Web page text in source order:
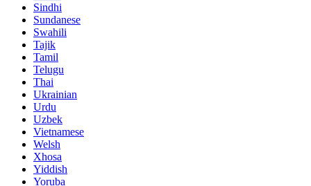
Sindhi
Sundanese
Swahili
Tajik
Tamil
Telugu
Thai
Ukrainian
Urdu
Uzbek
Vietnamese
Welsh
Xhosa
Yiddish
Yoruba